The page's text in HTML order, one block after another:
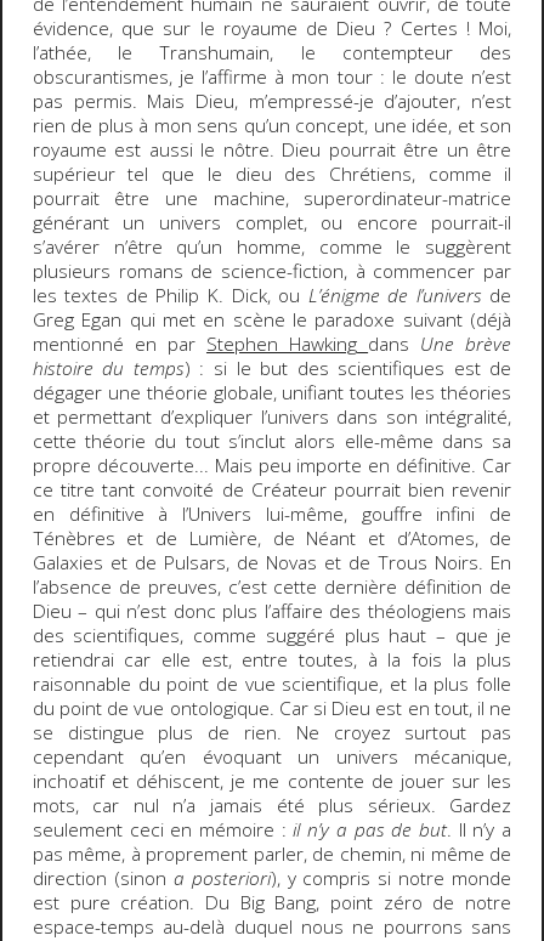
évidence, que sur le royaume de Dieu ? Certes ! Moi,
l’athée, le Transhumain, le contempteur des
obscurantismes, je l’affirme à mon tour : le doute n’est
pas permis. Mais Dieu, m’empressé-je d’ajouter, n’est
rien de plus à mon sens qu’un concept, une idée, et son
royaume est aussi le nôtre. Dieu pourrait être un être
supérieur tel que le dieu des Chrétiens, comme il
pourrait être une machine, superordinateur-matrice
générant un univers complet, ou encore pourrait-il
s’avérer n’être qu’un homme, comme le suggèrent
plusieurs romans de science-fiction, à commencer par
les textes de Philip K. Dick, ou L’énigme de l’univers de
Greg Egan qui met en scène le paradoxe suivant (déjà
mentionné en par Stephen Hawking dans Une brève
histoire du temps) : si le but des scientifiques est de
dégager une théorie globale, unifiant toutes les théories
et permettant d’expliquer l’univers dans son intégralité,
cette théorie du tout s’inclut alors elle-même dans sa
propre découverte... Mais peu importe en définitive. Car
ce titre tant convoité de Créateur pourrait bien revenir
en définitive à l’Univers lui-même, gouffre infini de
Ténèbres et de Lumière, de Néant et d’Atomes, de
Galaxies et de Pulsars, de Novas et de Trous Noirs. En
l’absence de preuves, c’est cette dernière définition de
Dieu – qui n’est donc plus l’affaire des théologiens mais
des scientifiques, comme suggéré plus haut – que je
retiendrai car elle est, entre toutes, à la fois la plus
raisonnable du point de vue scientifique, et la plus folle
du point de vue ontologique. Car si Dieu est en tout, il ne
se distingue plus de rien. Ne croyez surtout pas
cependant qu’en évoquant un univers mécanique,
inchoatif et déhiscent, je me contente de jouer sur les
mots, car nul n’a jamais été plus sérieux. Gardez
seulement ceci en mémoire :il n’y a pas de but. Il n’y a
pas même, à proprement parler, de chemin, ni même de
direction (sinon a posteriori), y compris si notre monde
est pure création. Du Big Bang, point zéro de notre
espace-temps au-delà duquel nous ne pourrons sans